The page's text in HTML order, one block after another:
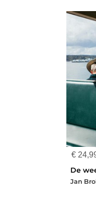
€
Jan